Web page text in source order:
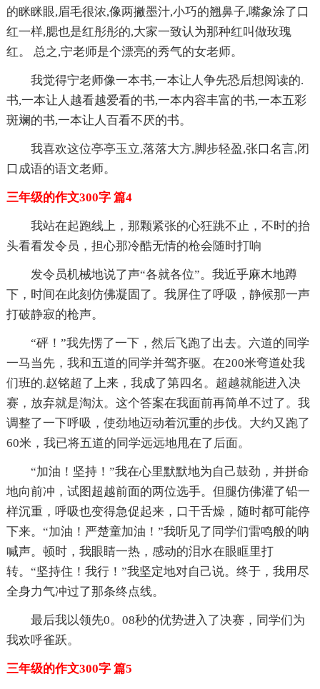
的眯眯眼,眉毛很浓,像两撇墨汁,小巧的翘鼻子,嘴象涂了口
红一样,腮也是红彤彤的,大家一致认为那种红叫做玫瑰
红。 总之,宁老师是个漂亮的秀气的女老师。
我觉得宁老师像一本书,一本让人争先恐后想阅读的.
书,一本让人越看越爱看的书,一本内容丰富的书,一本五彩
斑斓的书,一本让人百看不厌的书。
我喜欢这位亭亭玉立,落落大方,脚步轻盈,张口名言,闭
口成语的语文老师。
三年级的作文300字 篇4
我站在起跑线上，那颗紧张的心狂跳不止，不时的抬
头看看发令员，担心那冷酷无情的枪会随时打响
发令员机械地说了声“各就各位”。我近乎麻木地蹲
下，时间在此刻仿佛凝固了。我屏住了呼吸，静候那一声
打破静寂的枪声。
“砰！”我先愣了一下，然后飞跑了出去。六道的同学
一马当先，我和五道的同学并驾齐驱。在200米弯道处我
们班的.赵铭超了上来，我成了第四名。超越就能进入决
赛，放弃就是淘汰。这个答案在我面前再简单不过了。我
调整了一下呼吸，使劲地迈动着沉重的步伐。大约又跑了
60米，我已将五道的同学远远地甩在了后面。
“加油！坚持！”我在心里默默地为自己鼓劲，并拼命
地向前冲，试图超越前面的两位选手。但腿仿佛灌了铅一
样沉重，呼吸也变得急促起来，口干舌燥，随时都可能停
下来。“加油！严楚童加油！”我听见了同学们雷鸣般的呐
喊声。顿时，我眼睛一热，感动的泪水在眼眶里打
转。“坚持住！我行！”我坚定地对自己说。终于，我用尽
全身力气冲过了那条终点线。
最后我以领先0。08秒的优势进入了决赛，同学们为
我欢呼雀跃。
三年级的作文300字 篇5